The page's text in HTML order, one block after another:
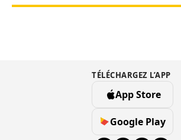
TÉLÉCHARGEZ L’APP
App Store
Google Play